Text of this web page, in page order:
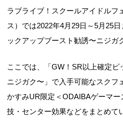
ラブライブ！スクールアイドルフ
ス）では2022年4月29日～5月25
ックアップブースト勧誘〜ニジガ
ここでは、「GW！SR以上確定
ニジガク〜」で入手可能なスクフ
かすみUR限定＜ODAIBAゲーマ
技・センター効果などをまとめて